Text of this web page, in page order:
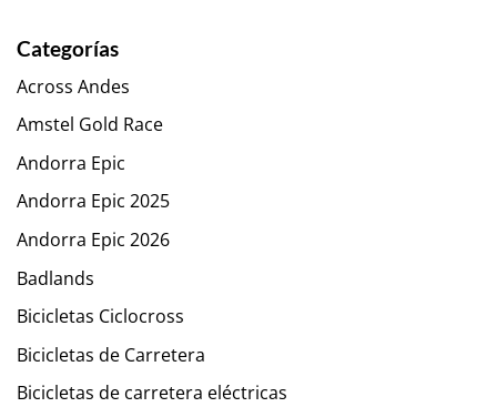
Categorías
Across Andes
Amstel Gold Race
Andorra Epic
Andorra Epic 2025
Andorra Epic 2026
Badlands
Bicicletas Ciclocross
Bicicletas de Carretera
Bicicletas de carretera eléctricas